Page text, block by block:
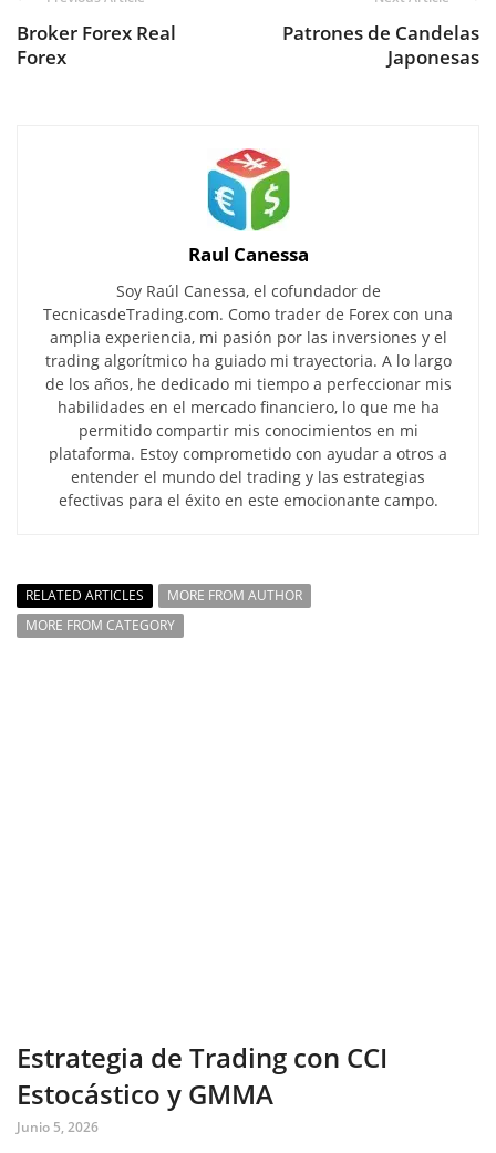
Broker Forex Real
Forex
Patrones de Candelas
Japonesas
Raul Canessa
Soy Raúl Canessa, el cofundador de
TecnicasdeTrading.com. Como trader de Forex con una
amplia experiencia, mi pasión por las inversiones y el
trading algorítmico ha guiado mi trayectoria. A lo largo
de los años, he dedicado mi tiempo a perfeccionar mis
habilidades en el mercado financiero, lo que me ha
permitido compartir mis conocimientos en mi
plataforma. Estoy comprometido con ayudar a otros a
entender el mundo del trading y las estrategias
efectivas para el éxito en este emocionante campo.
RELATED ARTICLES
MORE FROM AUTHOR
MORE FROM CATEGORY
Estrategia de Trading con CCI
Estocástico y GMMA
Junio 5, 2026